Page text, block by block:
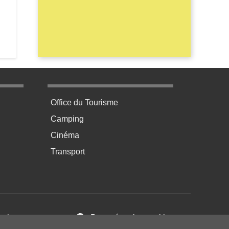
régionales du 13/12/2015
3 Menu pratique bas de page 4
Office du Tourisme
Camping
Cinéma
Transport
d’Utilisation Paramétrer les cookies